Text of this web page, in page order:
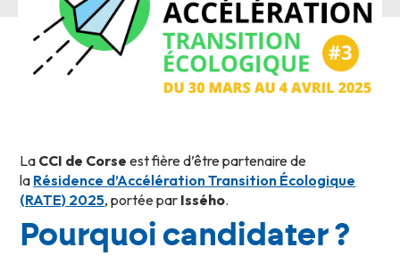
La CCI de Corse est fière d’être partenaire de
la Résidence d’Accélération Transition Écologique
(RATE) 2025, portée par Issého.
Pourquoi candidater ?